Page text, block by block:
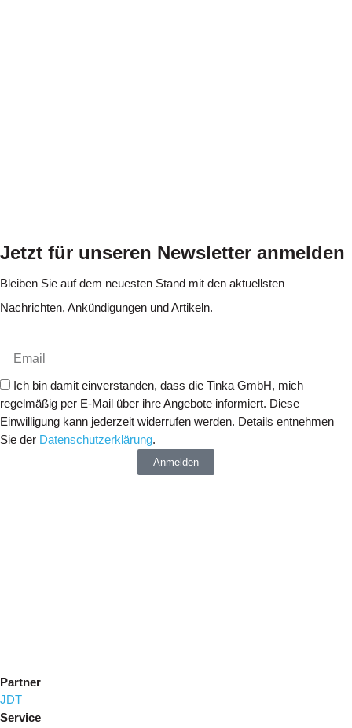
Jetzt für unseren Newsletter anmelden
Bleiben Sie auf dem neuesten Stand mit den aktuellsten
Nachrichten, Ankündigungen und Artikeln.
Ich bin damit einverstanden, dass die Tinka GmbH, mich
regelmäßig per E-Mail über ihre Angebote informiert. Diese
Einwilligung kann jederzeit widerrufen werden. Details entnehmen
Sie der Datenschutzerklärung.
Anmelden
Partner
JDT
Service